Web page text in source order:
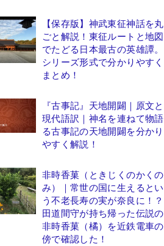
【保存版】神武東征神話を丸
ごと解説！東征ルートと地図
でたどる日本最古の英雄譚。
シリーズ形式で分かりやすく
まとめ！
『古事記』天地開闢｜原文と
現代語訳｜神名を連ねて物語
る古事記の天地開闢を分かり
やすく解説！
非時香菓（ときじくのかくの
み）｜常世の国に生えるとい
う不老長寿の実が奈良に！？
田道間守が持ち帰った伝説の
非時香菓（橘）を近鉄電車の
傍で確認した！